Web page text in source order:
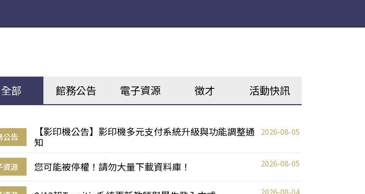
全部 館務公告 電子資源 徵才 活動快訊
公告
【影印機公告】影印機多元支付系統升級與功能調整通
知
2026-08-05
資源 您可能被停權！請勿大量下載資料庫！ 2026-08-05
2026-08-04